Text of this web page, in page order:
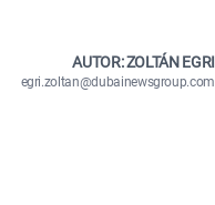
AUTOR: ZOLTÁN EGRI
egri.zoltan@dubainewsgroup.com